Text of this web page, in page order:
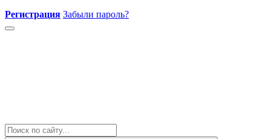
Регистрация Забыли пароль?